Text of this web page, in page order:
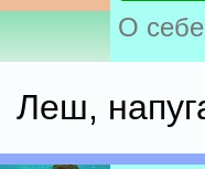
О себе
Леш,